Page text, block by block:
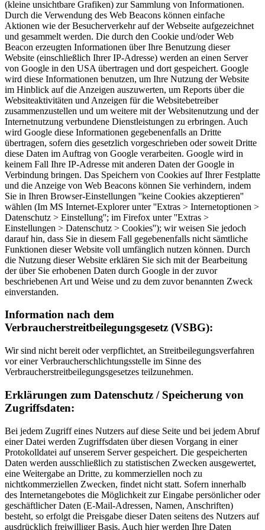
(kleine unsichtbare Grafiken) zur Sammlung von Informationen.
Durch die Verwendung des Web Beacons können einfache
Aktionen wie der Besucherverkehr auf der Webseite aufgezeichnet
und gesammelt werden. Die durch den Cookie und/oder Web
Beacon erzeugten Informationen über Ihre Benutzung dieser
Website (einschließlich Ihrer IP-Adresse) werden an einen Server
von Google in den USA übertragen und dort gespeichert. Google
wird diese Informationen benutzen, um Ihre Nutzung der Website
im Hinblick auf die Anzeigen auszuwerten, um Reports über die
Websiteaktivitäten und Anzeigen für die Websitebetreiber
zusammenzustellen und um weitere mit der Websitenutzung und der
Internetnutzung verbundene Dienstleistungen zu erbringen. Auch
wird Google diese Informationen gegebenenfalls an Dritte
übertragen, sofern dies gesetzlich vorgeschrieben oder soweit Dritte
diese Daten im Auftrag von Google verarbeiten. Google wird in
keinem Fall Ihre IP-Adresse mit anderen Daten der Google in
Verbindung bringen. Das Speichern von Cookies auf Ihrer Festplatte
und die Anzeige von Web Beacons können Sie verhindern, indem
Sie in Ihren Browser-Einstellungen ''keine Cookies akzeptieren''
wählen (Im MS Internet-Explorer unter ''Extras > Internetoptionen >
Datenschutz > Einstellung''; im Firefox unter ''Extras >
Einstellungen > Datenschutz > Cookies''); wir weisen Sie jedoch
darauf hin, dass Sie in diesem Fall gegebenenfalls nicht sämtliche
Funktionen dieser Website voll umfänglich nutzen können. Durch
die Nutzung dieser Website erklären Sie sich mit der Bearbeitung
der über Sie erhobenen Daten durch Google in der zuvor
beschriebenen Art und Weise und zu dem zuvor benannten Zweck
einverstanden.
Information nach dem
Verbraucherstreitbeilegungsgesetz (VSBG):
Wir sind nicht bereit oder verpflichtet, an Streitbeilegungsverfahren
vor einer Verbraucherschlichtungsstelle im Sinne des
Verbraucherstreitbeilegungsgesetzes teilzunehmen.
Erklärungen zum Datenschutz / Speicherung von
Zugriffsdaten:
Bei jedem Zugriff eines Nutzers auf diese Seite und bei jedem Abruf
einer Datei werden Zugriffsdaten über diesen Vorgang in einer
Protokolldatei auf unserem Server gespeichert. Die gespeicherten
Daten werden ausschließlich zu statistischen Zwecken ausgewertet,
eine Weitergabe an Dritte, zu kommerziellen noch zu
nichtkommerziellen Zwecken, findet nicht statt. Sofern innerhalb
des Internetangebotes die Möglichkeit zur Eingabe persönlicher oder
geschäftlicher Daten (E-Mail-Adressen, Namen, Anschriften)
besteht, so erfolgt die Preisgabe dieser Daten seitens des Nutzers auf
ausdrücklich freiwilliger Basis. Auch hier werden Ihre Daten